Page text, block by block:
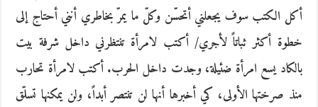
أكل الكتب سوف يجعلني أتحسّن وكلّ ما يمرّ بخاطري أنني أحتاج إلى
خطوة أكثر ثباتاً لأجري/ أكتب لامرأة تنتظرني داخل شرفة بيت
بالكاد يسع امرأة ضئيلة، وجدت داخل الحرب. أكتب لامرأة تحارب
منذ صرختها الأولى، كي أخبرها أنها لن تنتصر أبداً، ولن يمكنها تسلّق